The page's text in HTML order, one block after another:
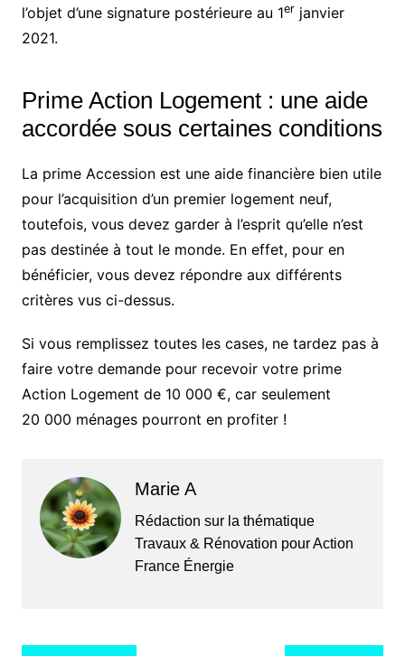
l’objet d’une signature postérieure au 1erjanvier
2021.
Prime Action Logement : une aide
accordée sous certaines conditions
La prime Accession est une aide financière bien utile
pour l’acquisition d’un premier logement neuf,
toutefois, vous devez garder à l’esprit qu’elle n’est
pas destinée à tout le monde. En effet, pour en
bénéficier, vous devez répondre aux différents
critères vus ci-dessus.
Si vous remplissez toutes les cases, ne tardez pas à
faire votre demande pour recevoir votre prime
Action Logement de 10 000 €, car seulement
20 000 ménages pourront en profiter !
Marie A
Rédaction sur la thématique
Travaux & Rénovation pour Action
France Énergie